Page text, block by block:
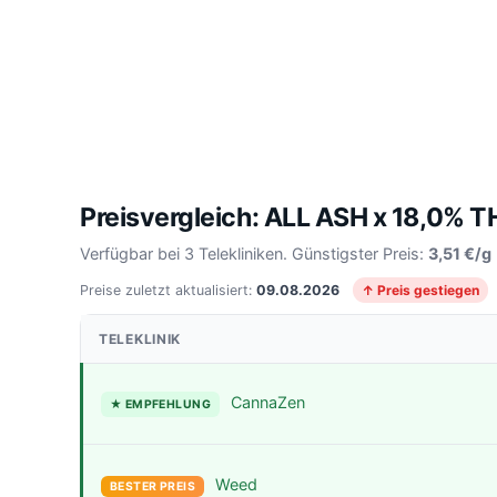
Preisvergleich: ALL ASH x 18,0%
Verfügbar bei 3 Telekliniken. Günstigster Preis: 3,51 €/g
Preise zuletzt aktualisiert: 09.08.2026 ↑ Preis gestiegen
TELEKLINIK
★ EMPFEHLUNG CannaZen
BESTER PREIS Weed